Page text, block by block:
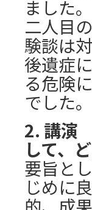
ました。
二人目
験談は
後遺症
る危険
でした。
2. 講演
して、
要旨と
じめに